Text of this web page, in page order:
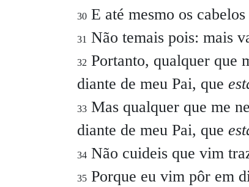
30 E até mesmo os
31 Não temais pois: mais
32 Portanto, qualquer que
diante de meu Pai, que
33 Mas qualquer que me
diante de meu Pai, que
34 Não cuideis que vim
35 Porque eu vim pôr em